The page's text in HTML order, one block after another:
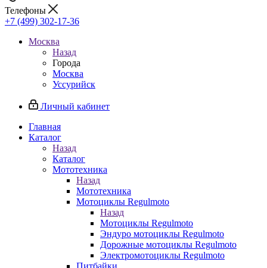
Телефоны
+7 (499) 302-17-36
Москва
Назад
Города
Москва
Уссурийск
Личный кабинет
Главная
Каталог
Назад
Каталог
Мототехника
Назад
Мототехника
Мотоциклы Regulmoto
Назад
Мотоциклы Regulmoto
Эндуро мотоциклы Regulmoto
Дорожные мотоциклы Regulmoto
Электромотоциклы Regulmoto
Питбайки